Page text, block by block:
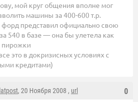
мой круг общения вполне мог
машины за 400-600 т.р.
представил официально свою
540 в базе — она бы улетела как
пирожки
это в докризисных условиях с
кредитами)
0
latpost, 20 Ноября 2008 , url